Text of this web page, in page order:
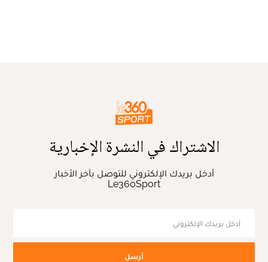
الاشتراك في النشرة الإخبارية
أدخل بريدك الإلكتروني للتوصل بآخر الأخبار
Le360Sport
أرسل